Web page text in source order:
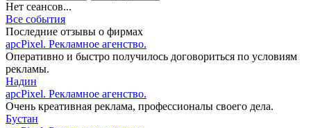
Нет сеансов...
Все события
Последние отзывы о фирмах
apcPixel. Рекламное агенство.
Оперативно и быстро получилось договориться по условиям
рекламы.
Надин
apcPixel. Рекламное агенство.
Очень креативная реклама, профессионалы своего дела.
Бустан